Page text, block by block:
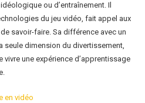
ou d’entraînement. Il
du jeu vidéo, fait appel aux
savoir-faire. Sa différence avec un
seule dimension du divertissement,
une expérience d’apprentissage
en vidéo